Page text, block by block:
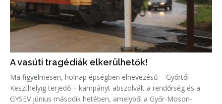
A vasúti tragédiák elkerülhetők!
Ma figyelmesen, holnap épségben elnevezésű – Győrtől
Keszthelyig terjedő – kampányt abszolvált a rendőrség és a
GYSEV június második hetében, amelyből a Győr-Moson-